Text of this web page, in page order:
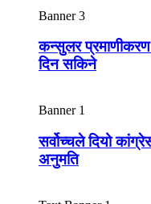
Banner 3
कन्सुलर
दिन सकिने
Banner 1
सर्वोच्चले दियो
अनुमति